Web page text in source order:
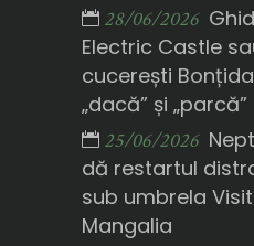
28/06/2026
Electric Castle
cucerești
„dacă” și „parcă”
25/06/2026
dă restartul
sub umbrela
Mangalia